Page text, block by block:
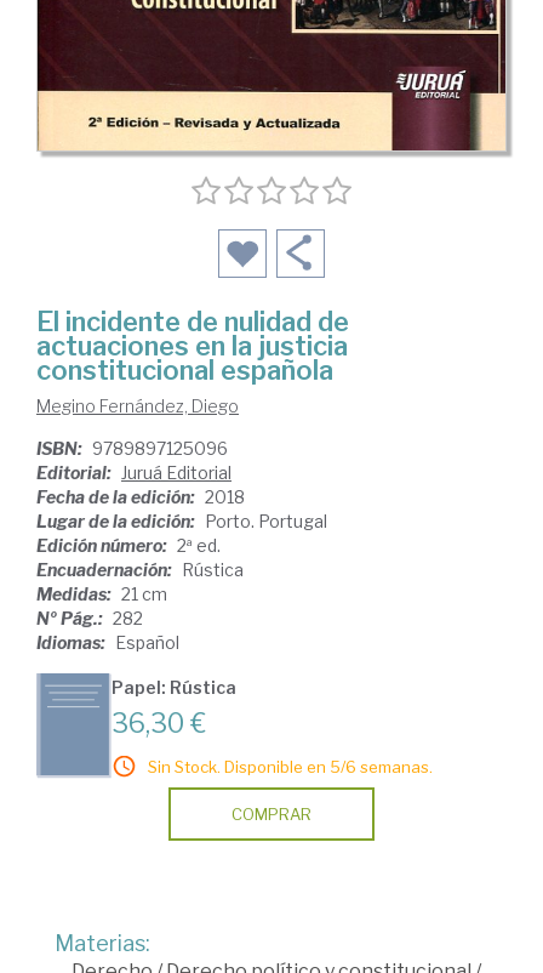
El incidente de nulidad de
actuaciones en la justicia
constitucional española
Megino Fernández, Diego
ISBN: 9789897125096
Editorial: Juruá Editorial
Fecha de la edición: 2018
Lugar de la edición: Porto. Portugal
Edición número: 2ª ed.
Encuadernación: Rústica
Medidas: 21 cm
Nº Pág.: 282
Idiomas: Español
Papel: Rústica
36,30 €
Sin Stock. Disponible en 5/6 semanas.
COMPRAR
Materias: